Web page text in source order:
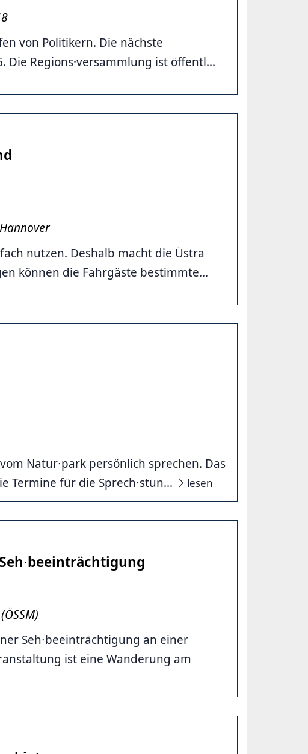
von Politikern. Die nächste
Die Regions·versammlung ist öffentl...
nutzen. Deshalb macht die Üstra
können die Fahrgäste bestimmte...
Natur∙park persönlich sprechen. Das
Termine für die Sprech∙stun...
lesen
Seh∙beeinträchtigung an einer
ist eine Wanderung am